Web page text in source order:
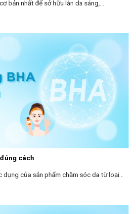
bản nhất để sở hữu làn da sáng,...
cách
của sản phẩm chăm sóc da từ loại...